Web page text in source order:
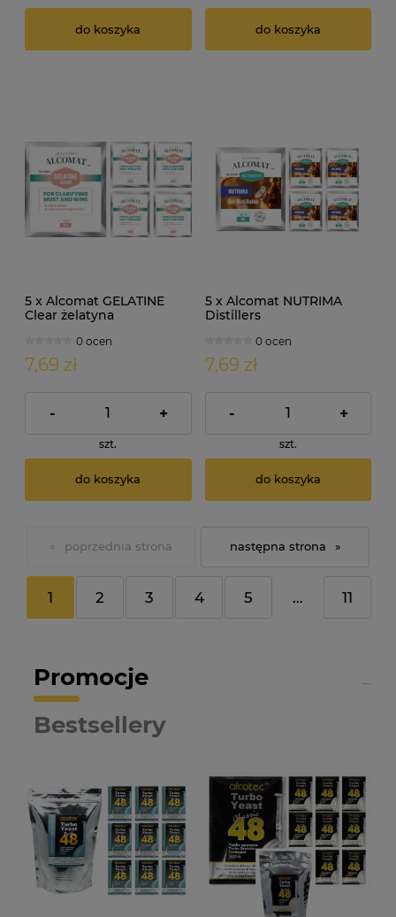
do koszyka do koszyka
5 x Alcomat GELATINE
Clear żelatyna
0 ocen
7,69 zł
- +
szt.
do koszyka
5 x Alcomat NUTRIMA
Distillers
pożywka gorzelnicza 10g
0 ocen
7,69 zł
- +
szt.
do koszyka
«
1 2 3 4 5 ... 11
»
Promocje
Bestsellery